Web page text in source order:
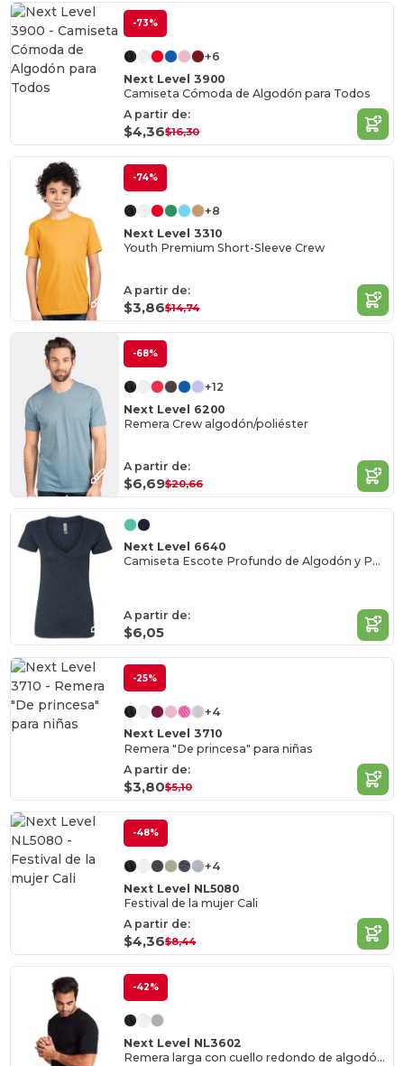
-73%
+6
Next Level 3900
Camiseta Cómoda de Algodón para Todos
A partir de:
$4,36$16,30
-74%
+8
Next Level 3310
Youth Premium Short-Sleeve Crew
A partir de:
$3,86$14,74
-68%
+12
Next Level 6200
Remera Crew algodón/poliéster
A partir de:
$6,69$20,66
Next Level 6640
Camiseta Escote Profundo de Algodón y Poliéster
A partir de:
$6,05
-25%
+4
Next Level 3710
Remera "De princesa" para niñas
A partir de:
$3,80$5,10
-48%
+4
Next Level NL5080
Festival de la mujer Cali
A partir de:
$4,36$8,44
-42%
Next Level NL3602
Remera larga con cuello redondo de algodón para hombre